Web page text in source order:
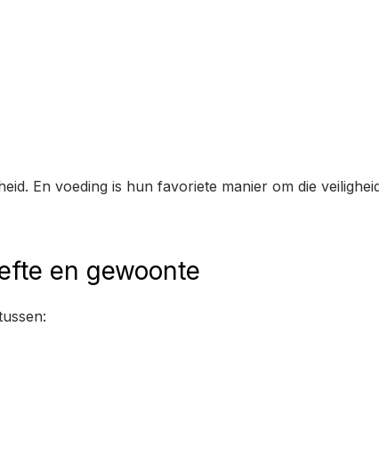
En voeding is hun favoriete manier om die
en gewoonte